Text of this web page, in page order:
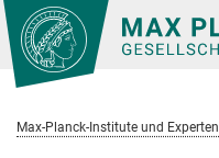
Hauptinhalt
Max-Planck-Institute und Experten